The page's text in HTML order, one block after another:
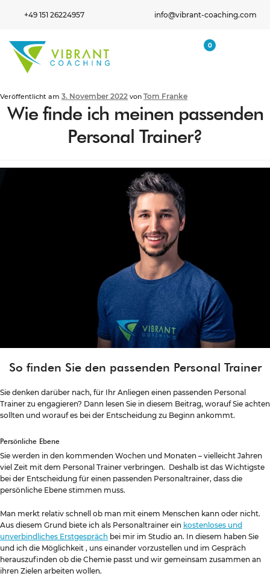
info@vibrant-coaching.com
+49 151 26224957
0
Veröffentlicht am 3. November 2022 von Tom Franke
Wie finde ich meinen passenden
Personal Trainer?
So finden Sie den passenden Personal Trainer
Sie denken darüber nach, für Ihr Anliegen einen passenden Personal
Trainer zu engagieren? Dann lesen Sie in diesem Beitrag, worauf Sie achten
sollten und worauf es bei der Entscheidung zu Beginn ankommt.
Persönliche Ebene
Sie werden in den kommenden Wochen und Monaten – vielleicht Jahren
viel Zeit mit dem Personal Trainer verbringen. Deshalb ist das Wichtigste
bei der Entscheidung für einen passenden Personaltrainer, dass die
persönliche Ebene stimmen muss.
Man merkt relativ schnell ob man mit einem Menschen kann oder nicht.
Aus diesem Grund biete ich als Personaltrainer ein kostenloses und
unverbindliches Erstgespräch bei mir im Studio an. In diesem haben Sie
und ich die Möglichkeit , uns einander vorzustellen und im Gespräch
herauszufinden ob die Chemie passt und wir gemeinsam zusammen an
ihren Zielen arbeiten wollen.